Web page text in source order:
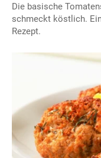
Die basische
schmeckt köstlich.
Rezept.